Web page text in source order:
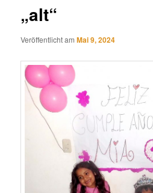
„alt“
Veröffentlicht amMai 9, 2024